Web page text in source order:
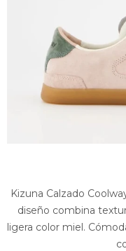
Kizuna Calzado
diseño combina
ligera color miel.